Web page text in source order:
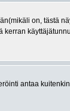
on, tästä
antaa